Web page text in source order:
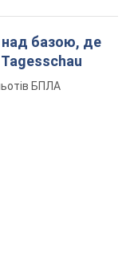
над базою, де
БПЛА